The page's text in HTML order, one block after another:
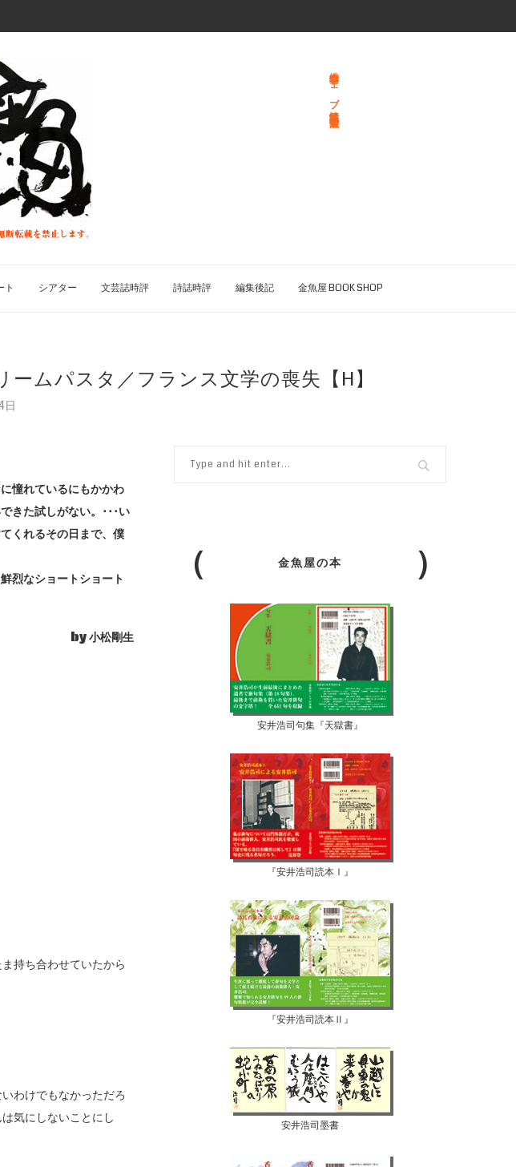
総合文学ウェブ情報誌 文学金魚
ト シアター 文芸誌時評 詩誌時評 編集後記 金魚屋 BOOK SHOP
ムパスタ／フランス文学の喪失【H】
日
憧れているにもかかわ
きた試しがない。･･･い
くれるその日まで、僕
烈なショートショート
by 小松剛生
持ち合わせていたから
わけでもなかっただろ
気にしないことにし
金魚屋の本
安井浩司句集『天獄書』
『安井浩司読本Ⅰ』
『安井浩司読本Ⅱ』
安井浩司墨書